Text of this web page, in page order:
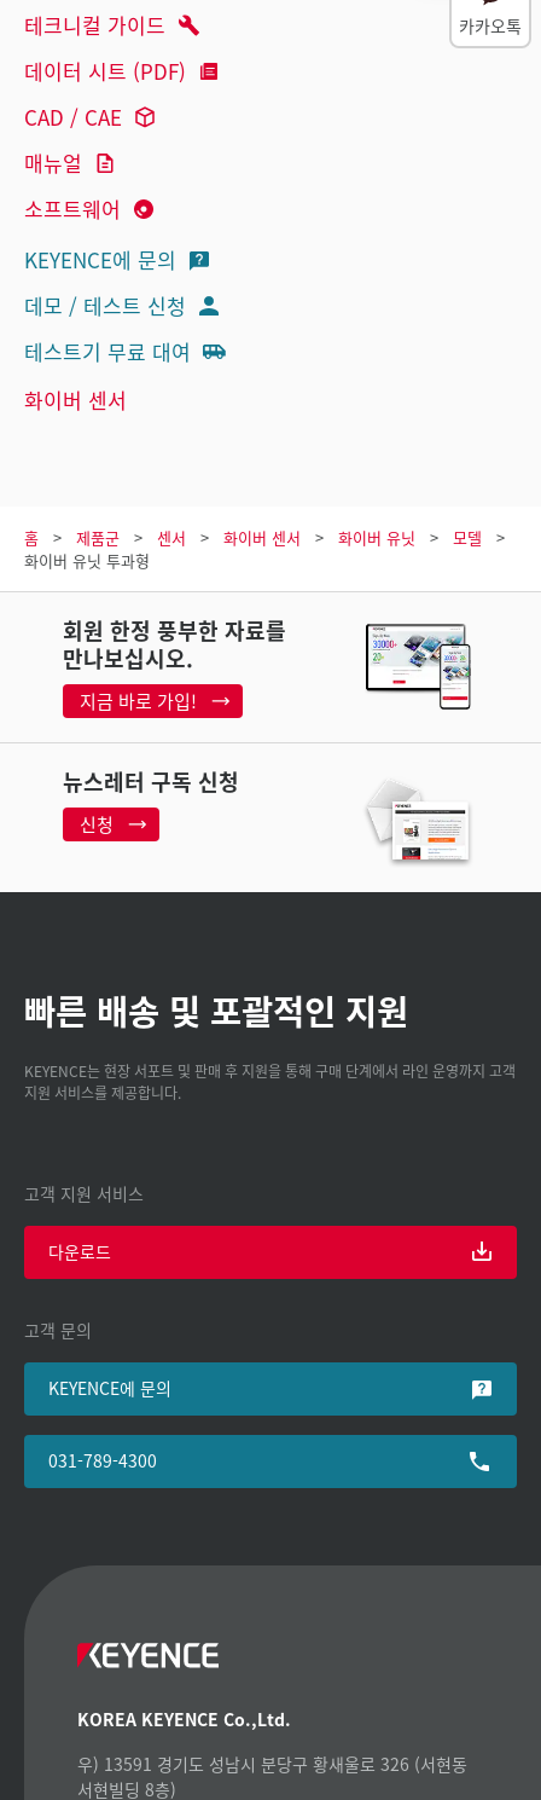
테크니컬 가이드
데이터 시트 (PDF)
CAD / CAE
매뉴얼
소프트웨어
KEYENCE에 문의
데모 / 테스트 신청
테스트기 무료 대여
화이버 센서
홈 제품군 센서 화이버 센서 화이버 유닛
모델
화이버 유닛 투과형
회원 한정 풍부한 자료를
만나보십시오.
지금 바로 가입!
뉴스레터 구독 신청
신청
빠른 배송 및 포괄적인 지원
KEYENCE는 현장 서포트 및 판매 후 지원을 통해 구매 단계에서 라인 운영까지 고객
지원 서비스를 제공합니다.
고객 지원 서비스
다운로드
고객 문의
KEYENCE에 문의
031-789-4300
KOREA KEYENCE Co.,Ltd.
우) 13591 경기도 성남시 분당구 황새울로 326 (서현동
서현빌딩 8층)
카카오톡